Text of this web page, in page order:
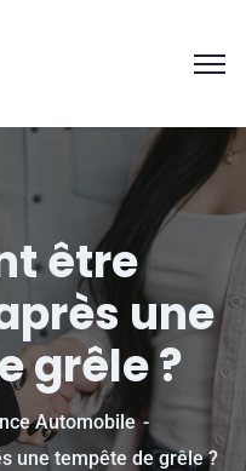
être
une
grêle ?
Automobile
une tempête de grêle ?